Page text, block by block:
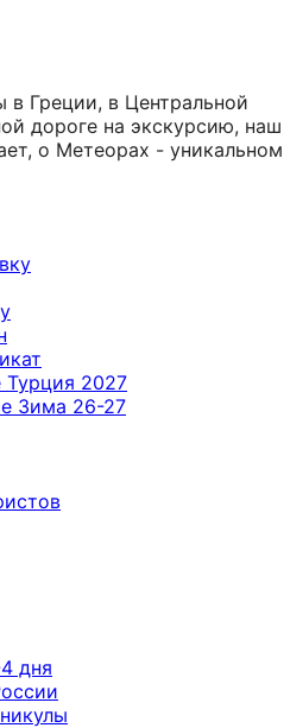
Греции, в Центральной
дороге на экскурсию, наш
о Метеорах - уникальном
Турция 2027
Зима 26-27
дня